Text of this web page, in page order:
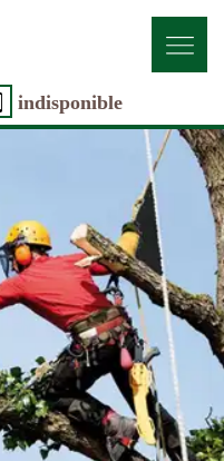
indisponible